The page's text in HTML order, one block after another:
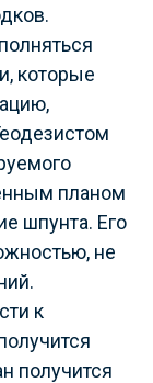
которые
планом
шпунта. Его
не
к
получится